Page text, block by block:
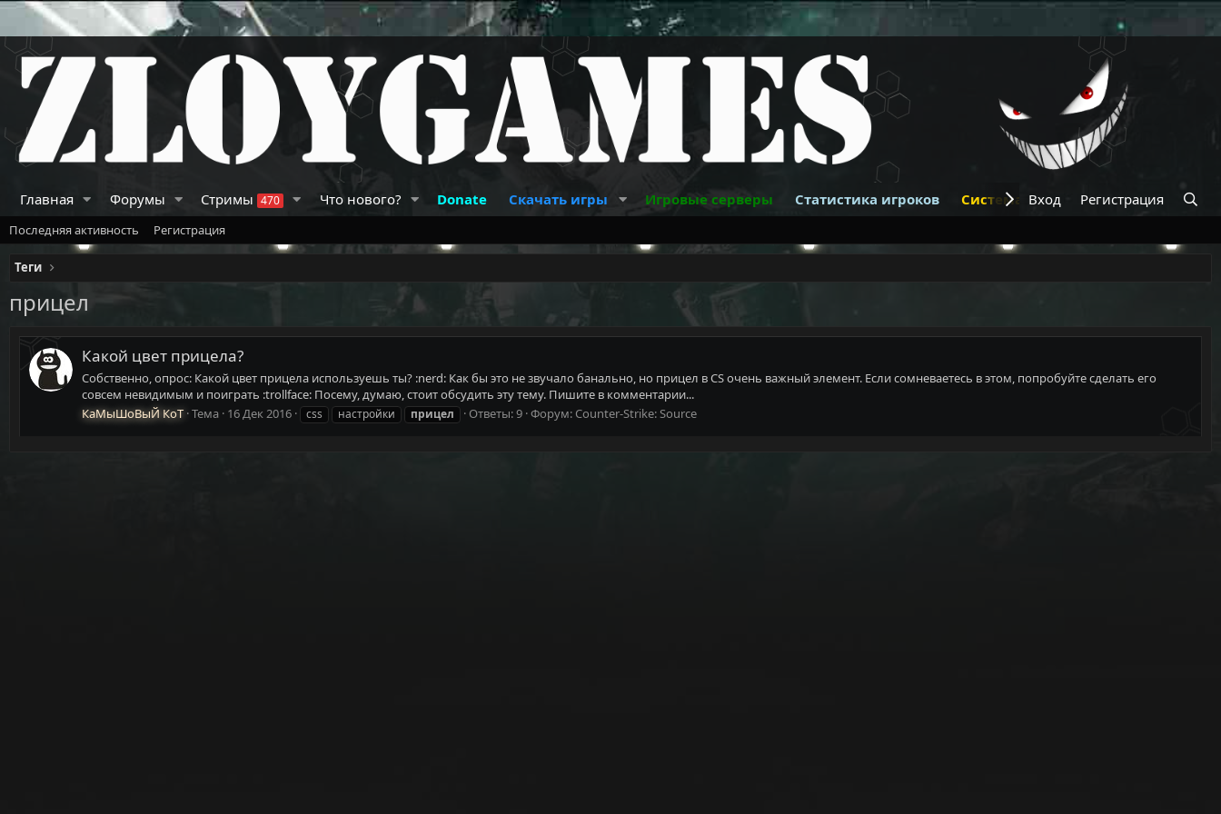
Главная Форумы Стримы 470 Что нового? Donate Скачать игры Игровые серверы Статистика игроков Система банов Купить VIP
Вход Регистрация
Последняя активность Регистрация
Теги
прицел
Какой цвет прицела?
Собственно, опрос: Какой цвет прицела используешь ты? :nerd: Как бы это не звучало банально, но прицел в CS очень важный элемент. Если сомневаетесь в этом, попробуйте сделать его
совсем невидимым и поиграть :trollface: Посему, думаю, стоит обсудить эту тему. Пишите в комментарии...
КаМыШоВыЙ КоТ Тема 16 Дек 2016 css настройки прицел Ответы: 9 Форум: Counter-Strike: Source